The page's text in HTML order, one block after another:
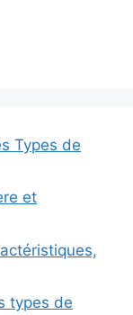
Types de
et
types de